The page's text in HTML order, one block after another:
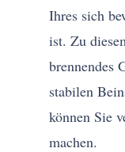
Ihres sich
ist. Zu
brennendes
stabilen
können Sie
machen.